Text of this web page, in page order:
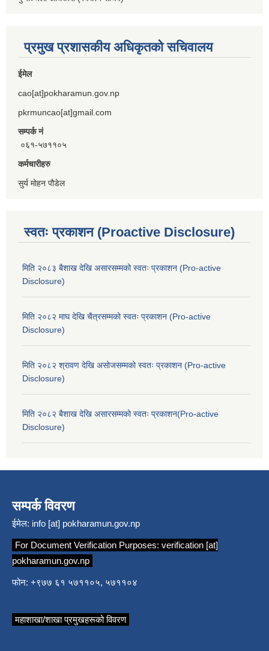
प्रमुख प्रशासकीय अधिकृतको सचिवालय
ईमेल
cao[at]pokharamun.gov.np
pkrmuncao[at]gmail.com
सम्पर्क नं
०६१-५७११०५
कर्मचारीहरु
सुर्य मोहन पौडेल
स्वतः प्रकाशन (Proactive Disclosure)
मिति २०८३ बैशाख देखि असारसम्मको स्वतः प्रकाशन (Pro-active
Disclosure)
मिति २०८२ माघ देखि चैत्रसम्मको स्वतः प्रकाशन (Pro-active
Disclosure)
मिति २०८२ श्रावण देखि असोजसम्मको स्वतः प्रकाशन (Pro-active
Disclosure)
मिति २०८२ बैशाख देखि असारसम्मको स्वतः प्रकाशन(Pro-active
Disclosure)
सम्पर्क विवरण
ईमेल: info [at] pokharamun.gov.np
For Document Verification Purposes: verification [at]
pokharamun.gov.np
फोन: +९७७ ६१ ५७११०५, ५७११०४
महाशाखा/शाखा प्रमुखहरूको विवरण